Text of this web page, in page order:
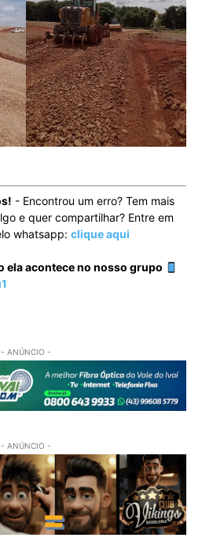
- Encontrou um erro? Tem mais
e quer compartilhar? Entre em
whatsapp: clique aqui
ela acontece no nosso grupo
- ANÚNCIO -
- ANÚNCIO -